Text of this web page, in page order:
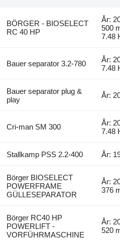
BÖRGER - BIOSELECT
RC 40 HP
År:
500
7.48
Bauer separator 3.2-780
År:
7.48
Bauer separator plug &
play
År:
Cri-man SM 300
År:
7.48
Stallkamp PSS 2.2-400 År:
Börger BIOSELECT
POWERFRAME
GÜLLESEPARATOR
År:
376
Börger RC40 HP
POWERLIFT -
VORFÜHRMASCHINE
År:
520